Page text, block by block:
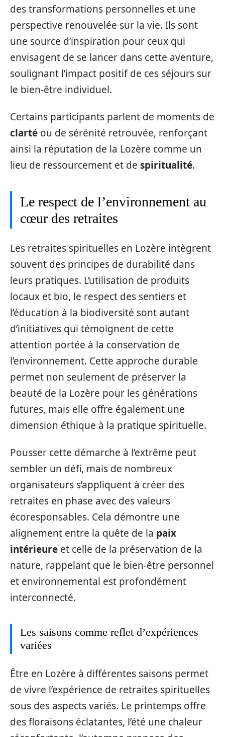
des transformations personnelles et une
perspective renouvelée sur la vie. Ils sont
une source d’inspiration pour ceux qui
envisagent de se lancer dans cette aventure,
soulignant l’impact positif de ces séjours sur
le bien-être individuel.
Certains participants parlent de moments de
clarté ou de sérénité retrouvée, renforçant
ainsi la réputation de la Lozère comme un
lieu de ressourcement et de spiritualité.
Le respect de l’environnement au
cœur des retraites
Les retraites spirituelles en Lozère intègrent
souvent des principes de durabilité dans
leurs pratiques. L’utilisation de produits
locaux et bio, le respect des sentiers et
l’éducation à la biodiversité sont autant
d’initiatives qui témoignent de cette
attention portée à la conservation de
l’environnement. Cette approche durable
permet non seulement de préserver la
beauté de la Lozère pour les générations
futures, mais elle offre également une
dimension éthique à la pratique spirituelle.
Pousser cette démarche à l’extrême peut
sembler un défi, mais de nombreux
organisateurs s’appliquent à créer des
retraites en phase avec des valeurs
écoresponsables. Cela démontre une
alignement entre la quête de la paix
intérieure et celle de la préservation de la
nature, rappelant que le bien-être personnel
et environnemental est profondément
interconnecté.
Les saisons comme reflet d’expériences
variées
Être en Lozère à différentes saisons permet
de vivre l’expérience de retraites spirituelles
sous des aspects variés. Le printemps offre
des floraisons éclatantes, l’été une chaleur